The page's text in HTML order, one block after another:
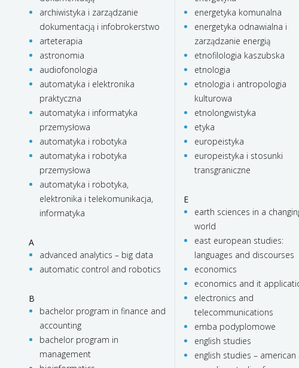
archiwistyka i zarządzanie
dokumentacją i infobrokerstwo
arteterapia
astronomia
audiofonologia
automatyka i elektronika
praktyczna
automatyka i informatyka
przemysłowa
automatyka i robotyka
automatyka i robotyka
przemysłowa
automatyka i robotyka,
elektronika i telekomunikacja,
informatyka
A
advanced analytics – big data
automatic control and robotics
B
bachelor program in finance and
accounting
bachelor program in
management
energetyka komunalna
energetyka odnawialna i
zarządzanie energią
etnofilologia kaszubska
etnologia
etnologia i antropologia
kulturowa
etnolongwistyka
etyka
europeistyka
europeistyka i stosunki
transgraniczne
E
earth sciences in a
world
east european studies:
languages and discourses
economics
economics and it
electronics and
telecommunications
emba podyplomowe
english studies
english studies – american